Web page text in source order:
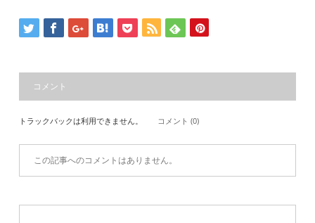
コメント
トラックバックは利用できません。 コメント (0)
この記事へのコメントはありません。